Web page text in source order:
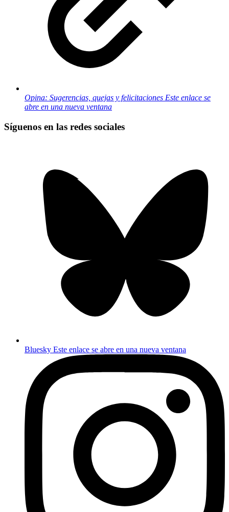
Opina: Sugerencias, quejas y felicitaciones Este enlace se
abre en una nueva ventana
Síguenos en las redes sociales
Bluesky Este enlace se abre en una nueva ventana